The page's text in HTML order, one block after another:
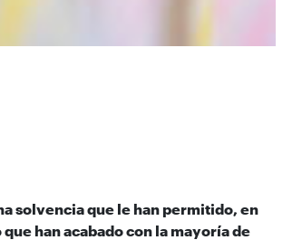
solvencia que le han permitido, en
han acabado con la mayoría de